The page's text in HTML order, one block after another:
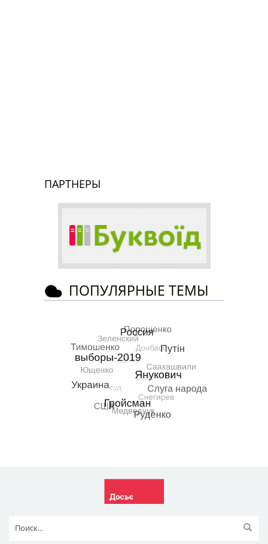
ПАРТНЕРЫ
ПОПУЛЯРНЫЕ ТЕМЫ